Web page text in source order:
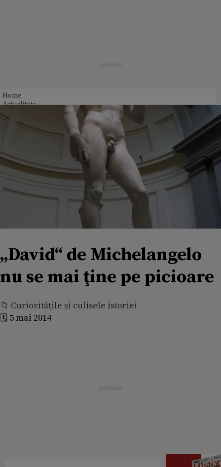
Home
Actualitate
„David“ de Michelangelo
nu se mai ţine pe picioare
📁 Curiozităţile şi culisele istoriei
🗓️ 5 mai 2014